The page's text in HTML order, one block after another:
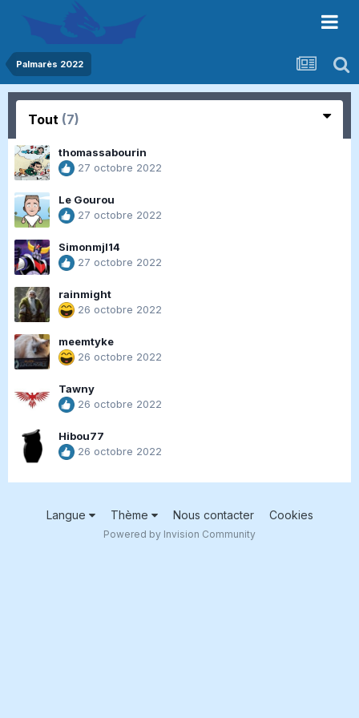
Palmarès 2022
Tout (7)
thomassabourin
27 octobre 2022
Le Gourou
27 octobre 2022
Simonmjl14
27 octobre 2022
rainmight
26 octobre 2022
meemtyke
26 octobre 2022
Tawny
26 octobre 2022
Hibou77
26 octobre 2022
Langue Thème Nous contacter Cookies
Powered by Invision Community